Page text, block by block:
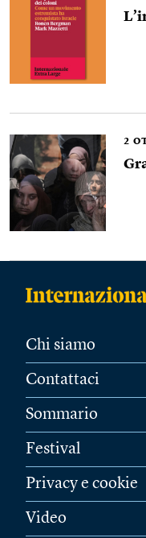
2
Chi siamo
Contattaci
Sommario
Festival
Privacy e cookie
Video